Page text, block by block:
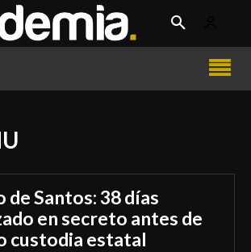
de Santos: 38 días
en secreto antes de
custodia estatal